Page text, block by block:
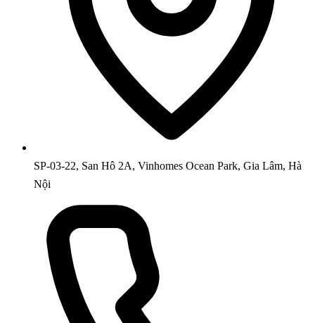
SP-03-22, San Hô 2A, Vinhomes Ocean Park, Gia Lâm, Hà
Nội